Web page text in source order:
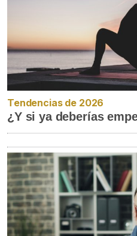
Tendencias de 2026
¿Y si ya deberías